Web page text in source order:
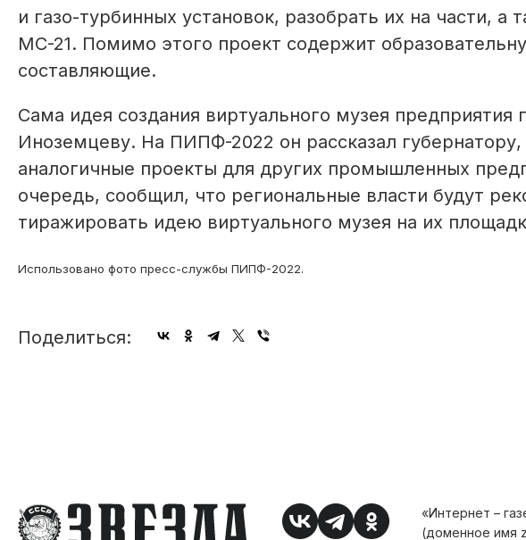
и газо-турбинных установок, разобрать их на части, а
МС-21. Помимо этого проект содержит
составляющие.
Сама идея создания виртуального музея
Иноземцеву. На ПИПФ-2022 он рассказал
аналогичные проекты для других промышленных
очередь, сообщил, что региональные власти будут
тиражировать идею виртуального музея на их
Использовано фото пресс-службы ПИПФ-2022.
Поделиться:
«Интернет –
(доменное имя